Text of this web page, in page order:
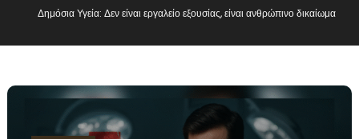
Δημόσια Υγεία: Δεν είναι εργαλείο εξουσίας, είναι ανθρώπινο δικαίωμα